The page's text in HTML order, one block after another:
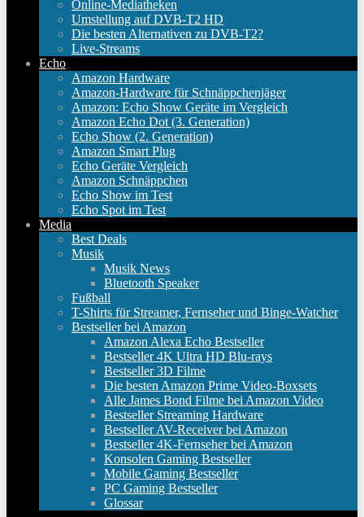
Online-Mediatheken
Umstellung auf DVB-T2 HD
Die besten Alternativen zu DVB-T2?
Live-Streams
Echo
Amazon Hardware
Amazon-Hardware für Schnäppchenjäger
Amazon: Echo Show Geräte im Vergleich
Amazon Echo Dot (3. Generation)
Echo Show (2. Generation)
Amazon Smart Plug
Echo Geräte Vergleich
Amazon Schnäppchen
Echo Show im Test
Echo Spot im Test
Media
Best Deals
Musik
Musik News
Bluetooth Speaker
Fußball
T-Shirts für Streamer, Fernseher und Binge-Watcher
Bestseller bei Amazon
Amazon Alexa Echo Bestseller
Bestseller 4K Ultra HD Blu-rays
Bestseller 3D Filme
Die besten Amazon Prime Video-Boxsets
Alle James Bond Filme bei Amazon Video
Bestseller Streaming Hardware
Bestseller AV-Receiver bei Amazon
Bestseller 4K-Fernseher bei Amazon
Konsolen Gaming Bestseller
Mobile Gaming Bestseller
PC Gaming Bestseller
Glossar